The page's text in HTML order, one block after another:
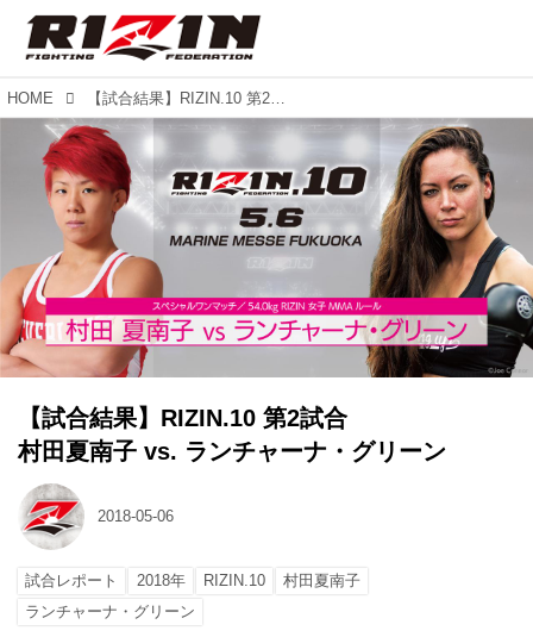
HOME 【試合結果】RIZIN.10 第2試合 村田夏南子 vs. ランチャーナ・グリーン
【試合結果】RIZIN.10 第2試合
村田夏南子 vs. ランチャーナ・グリーン
2018-05-06
試合レポート 2018年 RIZIN.10
村田夏南子
ランチャーナ・グリーン